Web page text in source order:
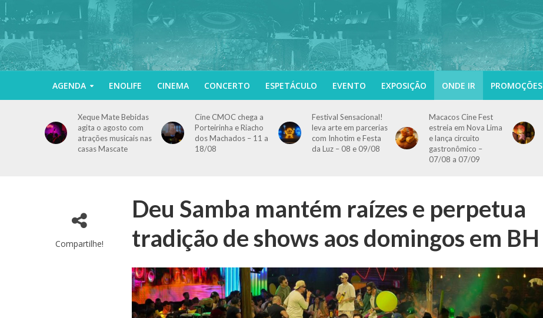
AGENDA ENOLIFE CINEMA CONCERTO ESPETÁCULO EVENTO EXPOSIÇÃO ONDE IR PROMOÇÕES
Xeque Mate Bebidas
agita o agosto com
atrações musicais nas
casas Mascate
Cine CMOC chega a
Porteirinha e Riacho
dos Machados – 11 a
18/08
Festival Sensacional!
leva arte em parcerias
com Inhotim e Festa
da Luz – 08 e 09/08
Macacos Cine Fest
estreia em Nova Lima
e lança circuito
gastronômico –
07/08 a 07/09
Compartilhe!
Deu Samba mantém raízes e perpetua
tradição de shows aos domingos em BH